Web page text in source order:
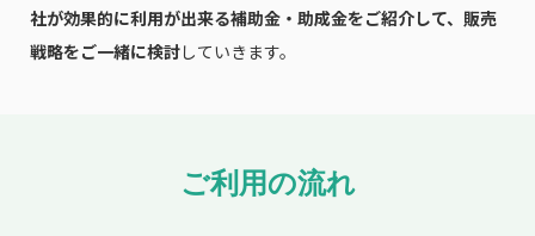
社が効果的に利用が出来る補助金・助成金をご紹介して、販売
戦略をご一緒に検討していきます。
ご利用の流れ